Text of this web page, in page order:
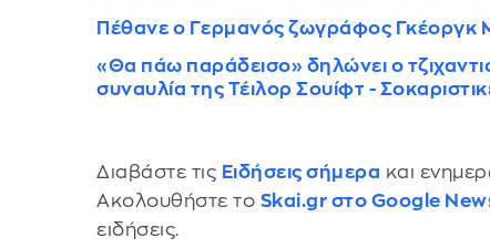
Πέθανε ο Γερμανός ζωγράφος Γκέοργκ
«Θα πάω παράδεισο» δηλώνει ο
συναυλία της Τέιλορ Σουίφτ -
Διαβάστε τις Ειδήσεις σήμερα και
Ακολουθήστε το Skai.gr στο Google
ειδήσεις.